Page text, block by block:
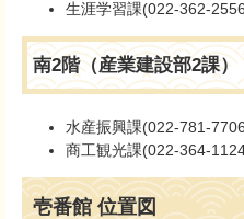
生涯学習課(022-362-
南2階（産業建設部2課）
水産振興課(022-781-
商工観光課(022-364-
壱番館 位置図